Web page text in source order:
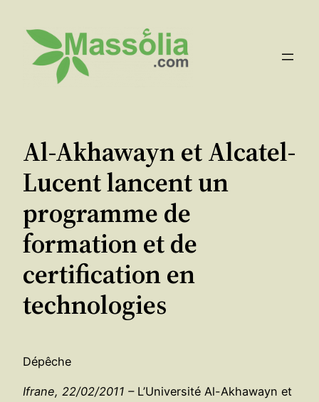
contenu
Al-Akhawayn et Alcatel-
Lucent lancent un
programme de
formation et de
certification en
technologies
Dépêche
Ifrane, 22/02/2011 –L’Université Al-Akhawayn et